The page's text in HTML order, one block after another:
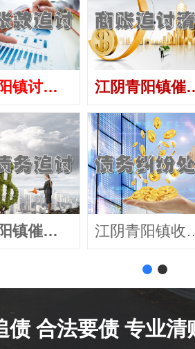
江阴青阳镇讨债公司
江阴青阳镇催收公司
江阴青阳
江阴青
债 合法要债 专业清